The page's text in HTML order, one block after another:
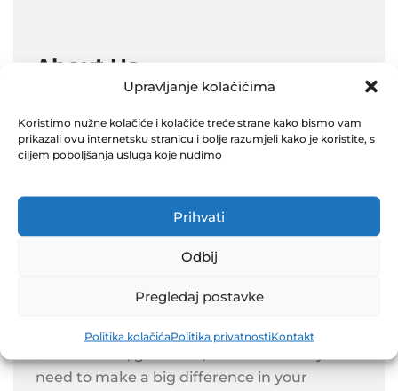
Upravljanje kolačićima
Koristimo nužne kolačiće i kolačiće treće strane kako bismo vam
prikazali ovu internetsku stranicu i bolje razumjeli kako je koristite, s
ciljem poboljšanja usluga koje nudimo
Prihvati
Odbij
Pregledaj postavke
Politika kolačićaPolitika privatnostiKontakt
About Us
need to make a big difference in your